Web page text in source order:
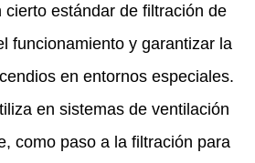
cierto estándar de filtración de
funcionamiento y garantizar la
en entornos especiales.
en sistemas de ventilación
como paso a la filtración para